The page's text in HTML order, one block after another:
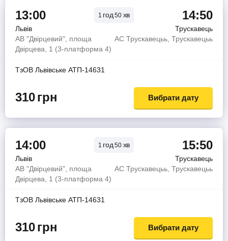
13:00 1 год50 хв 14:50
Львів
Трускавець
АВ "Двірцевий", площа
Двірцева, 1 (3-платформа 4)
АС Трускавецьь, Трускавецьь
ТзОВ Львiвське АТП-14631
310грн Вибрати дату
14:00 1 год50 хв 15:50
Львів
Трускавець
АВ "Двірцевий", площа
Двірцева, 1 (3-платформа 4)
АС Трускавецьь, Трускавецьь
ТзОВ Львiвське АТП-14631
310грн Вибрати дату